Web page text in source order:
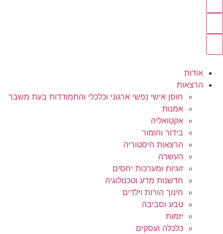
אודות
הרצאות
חוסן אישי נפשי ארגוני וכלכלי והתמודדות בעת משבר
אמנות
אקטואליה
בידור והומור
הרצאות היסטוריה
העשרה
זוגיות ומערכות יחסים
חדשנות מדע וטכנולוגיה
חינוך הורות וילדים
טבע וסביבה
יזמות
כלכלה ועסקים